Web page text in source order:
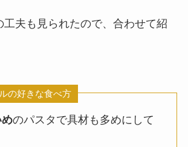
工夫も見られたので、合わせて紹
の好きな食べ方
のパスタで具材も多めにして